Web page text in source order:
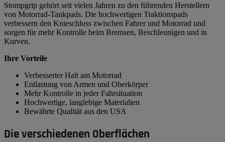
Stompgrip gehört seit vielen Jahren zu den führenden Herstellern
von Motorrad-Tankpads. Die hochwertigen Traktionspads
verbessern den Knieschluss zwischen Fahrer und Motorrad und
sorgen für mehr Kontrolle beim Bremsen, Beschleunigen und in
Kurven.
Ihre Vorteile
Verbesserter Halt am Motorrad
Entlastung von Armen und Oberkörper
Mehr Kontrolle in jeder Fahrsituation
Hochwertige, langlebige Materialien
Bewährte Qualität aus den USA
Die verschiedenen Oberflächen